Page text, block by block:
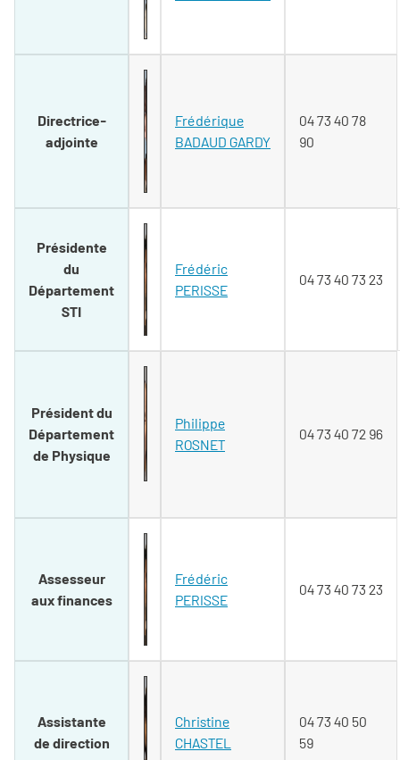
Directrice-
adjointe
Frédérique
BADAUD GARDY
04 73 40 78
90
Présidente
du
Département
STI
Frédéric
PERISSE
04 73 40 73 23
Président du
Département
de Physique
Philippe
ROSNET
04 73 40 72 96
Assesseur
aux finances
Frédéric
PERISSE
04 73 40 73 23
Assistante
de direction
Christine
CHASTEL
04 73 40 50
59